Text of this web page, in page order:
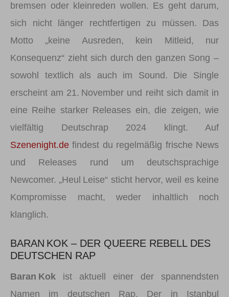
bremsen oder kleinreden wollen. Es geht darum,
sich nicht länger rechtfertigen zu müssen. Das
Motto „keine Ausreden, kein Mitleid, nur
Konsequenz“ zieht sich durch den ganzen Song –
sowohl textlich als auch im Sound. Die Single
erscheint am 21. November und reiht sich damit in
eine Reihe starker Releases ein, die zeigen, wie
vielfältig Deutschrap 2024 klingt. Auf
Szenenight.de findest du regelmäßig frische News
und Releases rund um deutschsprachige
Newcomer. „Heul Leise“ sticht hervor, weil es keine
Kompromisse macht, weder inhaltlich noch
klanglich.
BARAN KOK – DER QUEERE REBELL DES
DEUTSCHEN RAP
Baran Kok ist aktuell einer der spannendsten
Namen im deutschen Rap. Der in Istanbul